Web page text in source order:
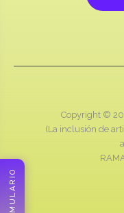
Copyright ©
(La inclusión de
FORMULARIO